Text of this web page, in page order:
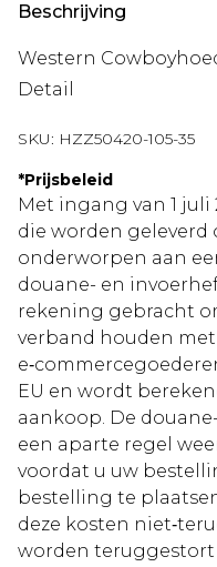
Beschrijving
Western
Detail
SKU: HZZ50420-105-35
*Prijsbeleid
Met ingang van 1
die worden geleverd
onderworpen aan
douane- en
rekening gebracht
verband houden met
EU en wordt
aankoop. De
een aparte regel
voordat u uw
bestelling te
deze kosten
worden